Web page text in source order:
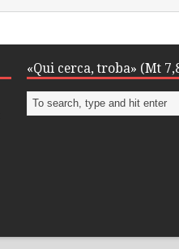
«Qui cerca, troba» (Mt